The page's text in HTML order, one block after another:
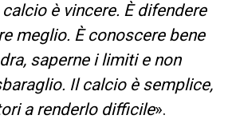
è vincere. È difendere
meglio. È conoscere bene
saperne i limiti e non
Il calcio è semplice,
a renderlo difficile».